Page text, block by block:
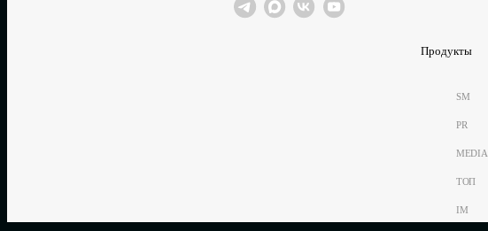
Продукты
SM
PR
MEDIA
ТОП
IM